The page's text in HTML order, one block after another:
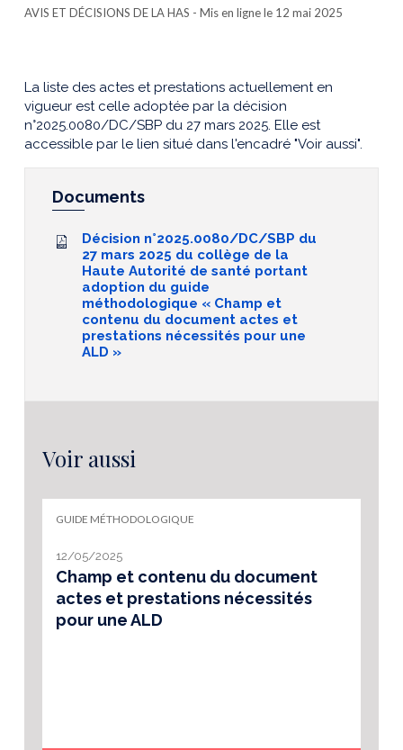
AVIS ET DÉCISIONS DE LA HAS - Mis en ligne le 12 mai 2025
La liste des actes et prestations actuellement en
vigueur est celle adoptée par la décision
n°2025.0080/DC/SBP du 27 mars 2025. Elle est
accessible par le lien situé dans l'encadré "Voir aussi".
Documents
Décision n°2025.0080/DC/SBP du
27 mars 2025 du collège de la
Haute Autorité de santé portant
adoption du guide
méthodologique « Champ et
contenu du document actes et
prestations nécessités pour une
ALD »
Voir aussi
GUIDE MÉTHODOLOGIQUE
12/05/2025
Champ et contenu du document
actes et prestations nécessités
pour une ALD